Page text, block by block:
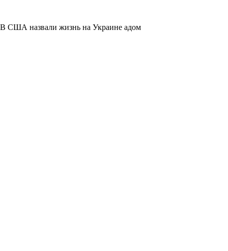
В США назвали жизнь на Украине адом